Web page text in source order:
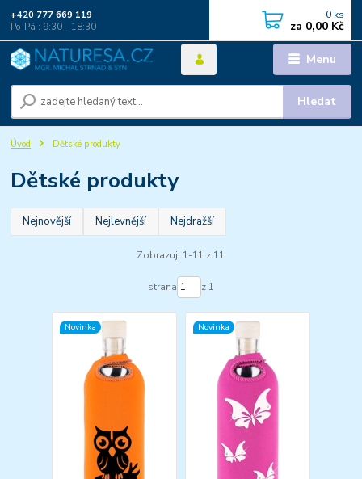
Menu
Hledat
+420 777 669 119
Po-Pá : 9:30 - 18:30
0 ks
za 0,00 Kč
Úvod Dětské produkty
Dětské produkty
Nejnovější Nejlevnější Nejdražší
Zobrazuji 1-11 z 11
strana z 1
Novinka Novinka